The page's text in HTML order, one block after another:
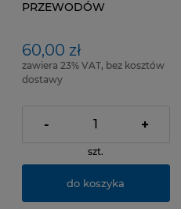
PRZEWODÓW
60,00 zł
zawiera 23% VAT, bez kosztów
dostawy
- +
szt.
do koszyka